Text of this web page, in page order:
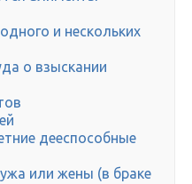
и нескольких
о взыскании
дееспособные
или жены (в браке